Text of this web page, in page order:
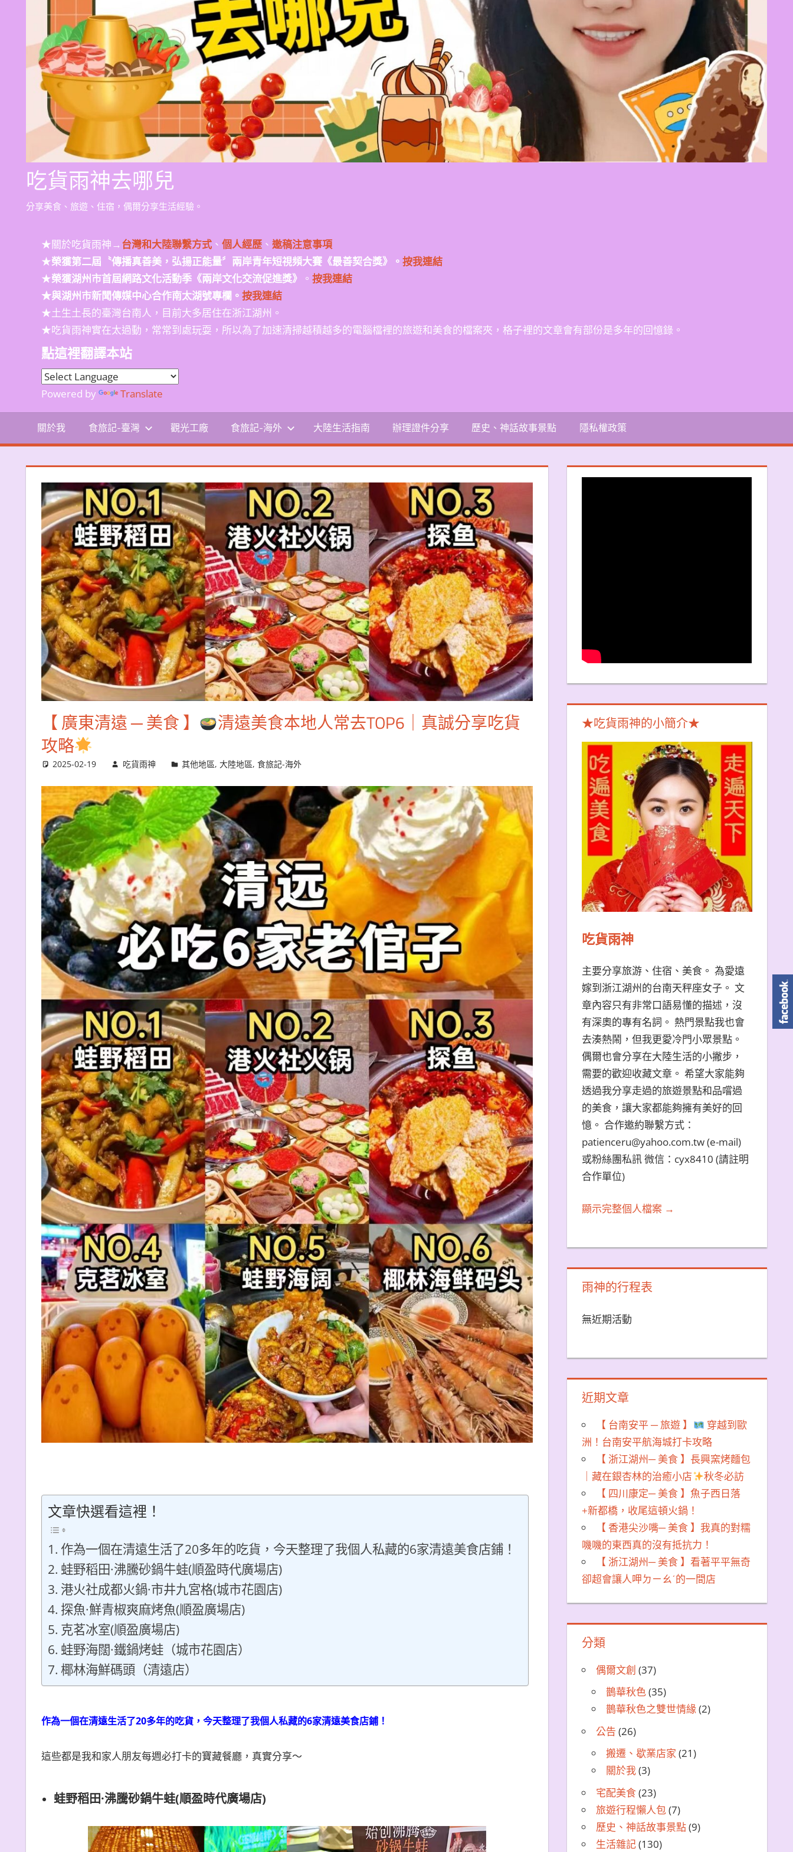
吃貨雨神去哪兒
分享美食、旅遊、住宿，偶爾分享生活經驗。
★關於吃貨雨神→台灣和大陸聯繫方式、 個人經歷、 邀稿注意事項
★榮獲第二屆〝傳播真善美，弘揚正能量〞兩岸青年短視頻大賽《最善契合獎》。 按我連結
★榮獲湖州市首屆網路文化活動季《兩岸文化交流促進獎》 。 按我連結
★與湖州市新聞傳媒中心合作南太湖號專欄。 按我連結
★土生土長的臺灣台南人，目前大多居住在浙江湖州。
★吃貨雨神實在太過動，常常到處玩耍，所以為了加速清掃越積越多的電腦檔裡的旅遊和美食的檔案夾，格子裡的文章會有部份是多年的回憶錄。
點這裡翻譯本站
Powered by Translate
關於我 食旅記-臺灣 觀光工廠 食旅記-海外 大陸生活指南 辦理證件分享 歷史、神話故事景點 隱私權政策
【 廣東清遠 ─ 美食 】
清遠美食本地人常去TOP6｜真誠分享吃貨
攻略
2025-02-19 吃貨雨神 其他地區,大陸地區,食旅記-海外
文章快選看這裡！
作為一個在清遠生活了20多年的吃貨，今天整理了我個人私藏的6家清遠美食店鋪！
蛙野稻田·沸騰砂鍋牛蛙(順盈時代廣場店)
港火社成都火鍋·市井九宮格(城市花園店)
探魚·鮮青椒爽麻烤魚(順盈廣場店)
克茗冰室(順盈廣場店)
蛙野海闊·鐵鍋烤蛙（城市花園店）
椰林海鮮碼頭（清遠店）
作為一個在清遠生活了20多年的吃貨，今天整理了我個人私藏的6家清遠美食店鋪！
這些都是我和家人朋友每週必打卡的寶藏餐廳，真實分享～
蛙野稻田·沸騰砂鍋牛蛙(順盈時代廣場店)
★吃貨雨神的小簡介★
吃貨雨神
主要分享旅游、住宿、美食。 為愛遠
嫁到浙江湖州的台南天秤座女子。 文
章內容只有非常口語易懂的描述，沒
有深奧的專有名詞。 熱門景點我也會
去湊熱鬧，但我更愛冷門小眾景點。
偶爾也會分享在大陸生活的小撇步，
需要的歡迎收藏文章。 希望大家能夠
透過我分享走過的旅遊景點和品嚐過
的美食，讓大家都能夠擁有美好的回
憶。 合作邀約聯繫方式：
patienceru@yahoo.com.tw (e-mail)
或粉絲團私訊 微信：cyx8410 (請註明
合作單位)
顯示完整個人檔案 →
雨神的行程表
無近期活動
近期文章
【 台南安平 ─ 旅遊 】
穿越到歐
洲！台南安平航海城打卡攻略
【 浙江湖州─ 美食 】長興窯烤麵包
｜藏在銀杏林的治癒小店
秋冬必訪
【 四川康定─ 美食 】魚子西日落
+新都橋，收尾這頓火鍋！
【 香港尖沙嘴─ 美食 】我真的對糯
嘰嘰的東西真的沒有抵抗力！
【 浙江湖州─ 美食 】看著平平無奇
卻超會讓人呷ㄉㄧㄠˊ的一間店
分類
偶爾文創 (37)
鵲華秋色(35)
鵲華秋色之雙世情緣(2)
公告 (26)
搬遷、歇業店家 (21)
關於我(3)
宅配美食(23)
旅遊行程懶人包(7)
歷史、神話故事景點(9)
生活雜記(130)